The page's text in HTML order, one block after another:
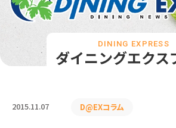
ダイニングエクス
DINING EXPRESS
2015.11.07 D@EXコラム